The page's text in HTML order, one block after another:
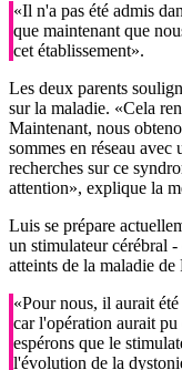
«Il n'a pas été admis
que maintenant que
cet établissement».
Les deux parents
sur la maladie. «Cela
Maintenant, nous
sommes en réseau
recherches sur ce
attention», explique la
Luis se prépare
un stimulateur cérébral
atteints de la maladie
«Pour nous, il aurait
car l'opération aurait
espérons que le
l'évolution de la